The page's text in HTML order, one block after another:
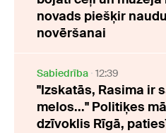
novads piešķir
novēršanai
Sabiedrība 12:39
"Izskatās, Rasima ir
melos..." Politiķes
dzīvoklis Rīgā,